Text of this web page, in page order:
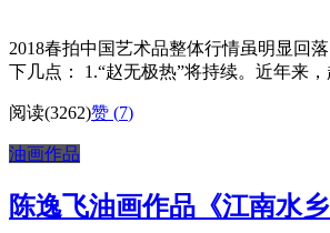
2018春拍中国艺术品整体行情虽明显回
下几点： 1.“赵无极热”将持续。近年来
阅读(3262)赞 (7)
油画作品
陈逸飞油画作品《江南水